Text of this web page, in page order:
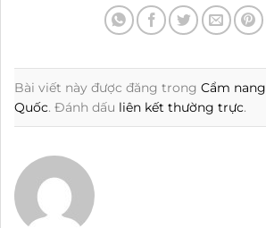
Bài viết này được đăng trong Cẩm
Quốc. Đánh dấu liên kết thường trực.